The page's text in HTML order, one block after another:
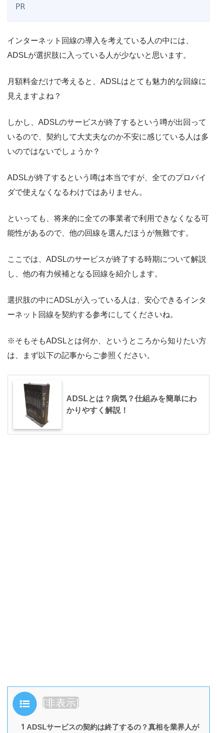
PR
インターネット回線の導入を考えている人の中には、
ADSLが選択肢に入っている人が少ないと思います。
月額料金だけで考えると、ADSLはとても魅力的な回線に
見えますよね？
しかし、ADSLのサービスが終了するという噂が出回って
いるので、契約して大丈夫なのか不安に感じている人は多
いのではないでしょうか？
ADSLが終了するという噂は本当ですが、全てのプロバイ
ダで使えなくなるわけではありません。
といっても、将来的に全ての事業者で利用できなくなる可
能性があるので、他の回線を選んだほうが無難です。
ここでは、ADSLのサービスが終了する時期について解説
し、他の有力候補となる回線を紹介します。
選択肢の中にADSLが入っている人は、安心できるインタ
ーネット回線を契約する参考にしてくださいね。
※そもそもADSLとは何か、というところから知りたい方
は、まず以下の記事からご参照ください。
ADSLとは？病気？仕組みを簡単にわ
かりやすく解説！
目次 [非表示]
1 ADSLサービスの契約は終了するの？真相を業界人が